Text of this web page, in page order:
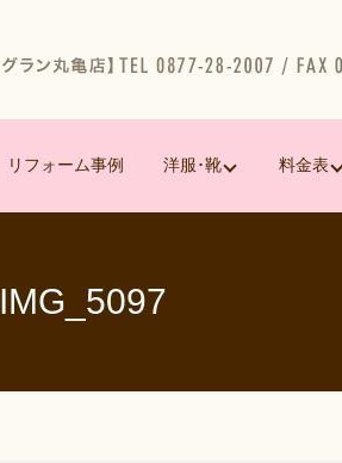
リフォーム事例 洋服･靴 料金表
IMG_5097